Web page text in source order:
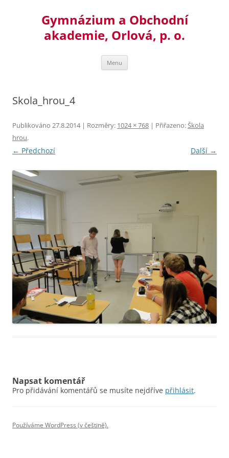
Gymnázium a Obchodní
akademie, Orlová, p. o.
Menu
Skola_hrou_4
Publikováno 27.8.2014| Rozměry: 1024 × 768 | Přiřazeno:Škola
hrou.
← Předchozí Další →
Napsat komentář
Pro přidávání komentářů se musíte nejdříve přihlásit.
Používáme WordPress (v češtině).